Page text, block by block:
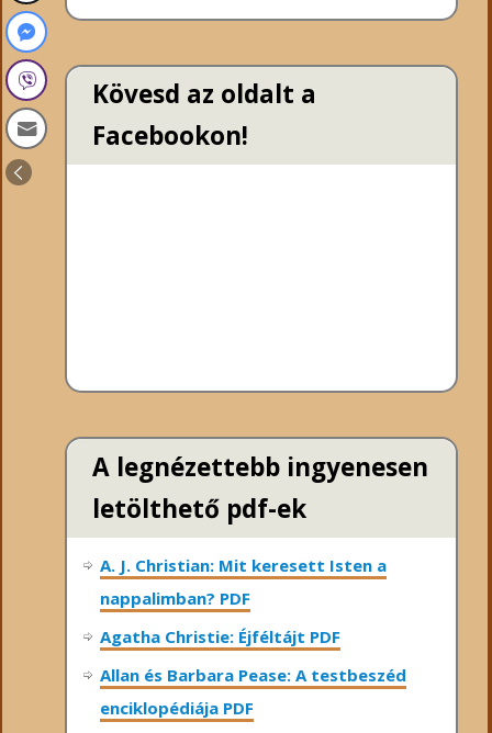
Kövesd az oldalt a
Facebookon!
A legnézettebb ingyenesen
letölthető pdf-ek
A. J. Christian: Mit keresett Isten a
nappalimban? PDF
Agatha Christie: Éjféltájt PDF
Allan és Barbara Pease: A testbeszéd
enciklopédiája PDF